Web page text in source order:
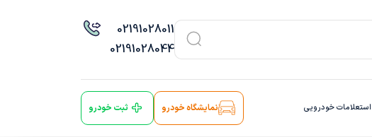
02191028011
02191028044
استعلامات خودرویی نمایشگاه خودرو ثبت خودرو